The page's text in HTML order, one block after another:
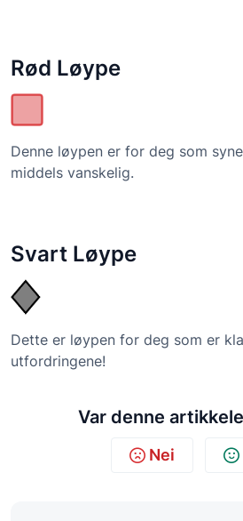
Rød Løype
Denne løypen er for deg som
middels vanskelig.
Svart Løype
Dette er løypen for deg som er
utfordringene!
Var denne
Nei